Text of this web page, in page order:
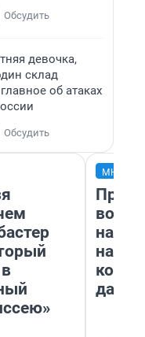
Обсудить
девочка,
склад
об атаках
Обсудить
нам
даже